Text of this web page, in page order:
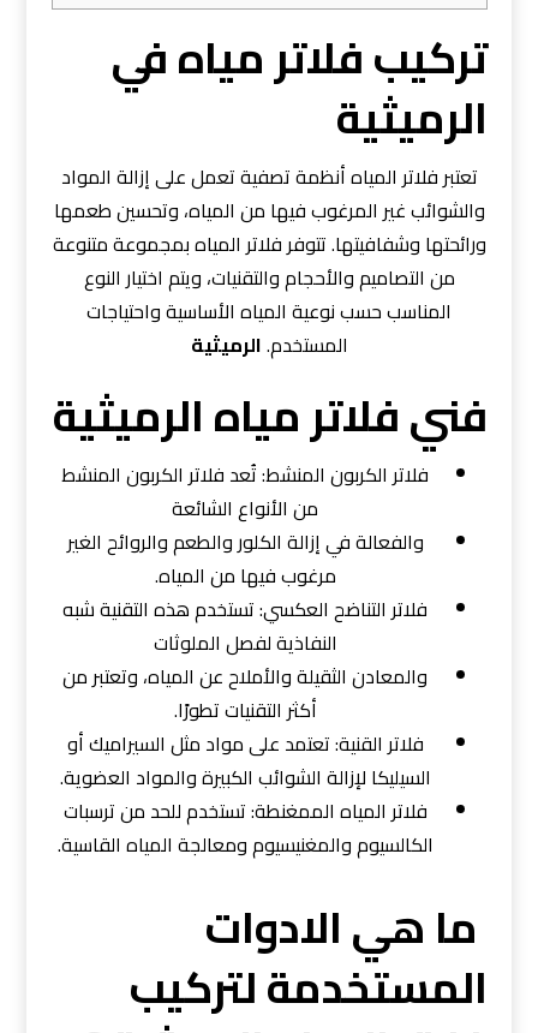
تركيب فلاتر مياه في
الرميثية
تعتبر فلاتر المياه أنظمة تصفية تعمل على إزالة المواد
والشوائب غير المرغوب فيها من المياه، وتحسين طعمها
ورائحتها وشفافيتها. تتوفر فلاتر المياه بمجموعة متنوعة
من التصاميم والأحجام والتقنيات، ويتم اختيار النوع
المناسب حسب نوعية المياه الأساسية واحتياجات
المستخدم.الرميثية
فني فلاتر مياه الرميثية
فلاتر الكربون المنشط: تُعد فلاتر الكربون المنشط
من الأنواع الشائعة
والفعالة في إزالة الكلور والطعم والروائح الغير
مرغوب فيها من المياه.
فلاتر التناضح العكسي: تستخدم هذه التقنية شبه
النفاذية لفصل الملوثات
والمعادن الثقيلة والأملاح عن المياه، وتعتبر من
أكثر التقنيات تطورًا.
فلاتر القنية: تعتمد على مواد مثل السيراميك أو
السيليكا لإزالة الشوائب الكبيرة والمواد العضوية.
فلاتر المياه الممغنطة: تستخدم للحد من ترسبات
الكالسيوم والمغنيسيوم ومعالجة المياه القاسية.
ما هي الادوات
المستخدمة لتركيب